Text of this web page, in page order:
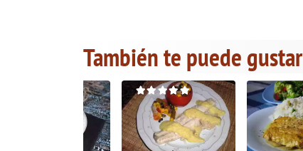
También te puede gustar